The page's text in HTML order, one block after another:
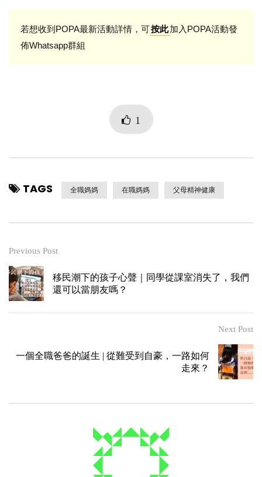
若想收到POPA最新活動詳情，可按此加入POPA活動發
佈Whatsapp群組
1
TAGS 全職媽媽 在職媽媽 父母精神健康
Previous Post
移民潮下的孩子心聲｜同學從課室消失了，我們
還可以當朋友嗎？
Next Post
一個全職爸爸的誕生 | 從難受到自豪，一路如何
走來？